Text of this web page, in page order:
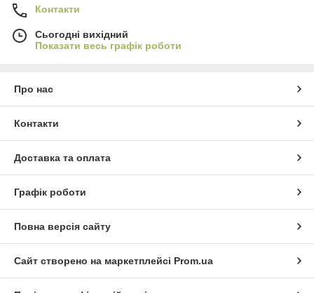
Контакти
Сьогодні вихідний
Показати весь графік роботи
Про нас
Контакти
Доставка та оплата
Графік роботи
Повна версія сайту
Сайт створено на маркетплейсі Prom.ua